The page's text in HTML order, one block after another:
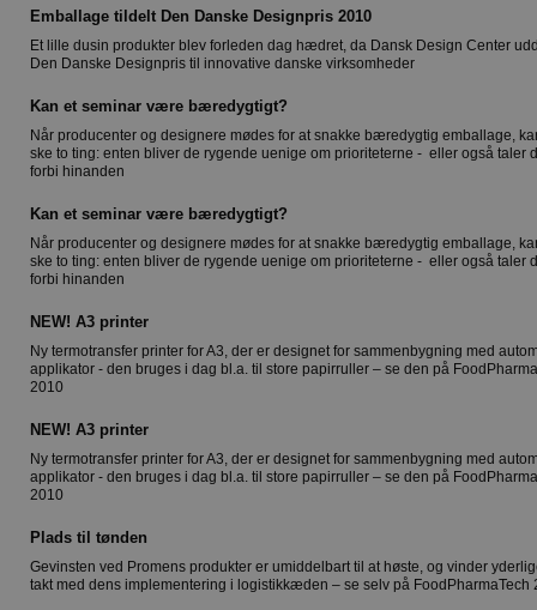
Emballage tildelt Den Danske Designpris 2010
Et lille dusin produkter blev forleden dag hædret, da Dansk Design Center
Den Danske Designpris til innovative danske virksomheder
Kan et seminar være bæredygtigt?
Når producenter og designere mødes for at snakke bæredygtig emballage,
ske to ting: enten bliver de rygende uenige om prioriteterne - eller også taler
forbi hinanden
Kan et seminar være bæredygtigt?
Når producenter og designere mødes for at snakke bæredygtig emballage,
ske to ting: enten bliver de rygende uenige om prioriteterne - eller også taler
forbi hinanden
NEW! A3 printer
Ny termotransfer printer for A3, der er designet for sammenbygning med
applikator - den bruges i dag bl.a. til store papirruller – se den på
2010
NEW! A3 printer
Ny termotransfer printer for A3, der er designet for sammenbygning med
applikator - den bruges i dag bl.a. til store papirruller – se den på
2010
Plads til tønden
Gevinsten ved Promens produkter er umiddelbart til at høste, og vinder
takt med dens implementering i logistikkæden – se selv på FoodPharmaTech